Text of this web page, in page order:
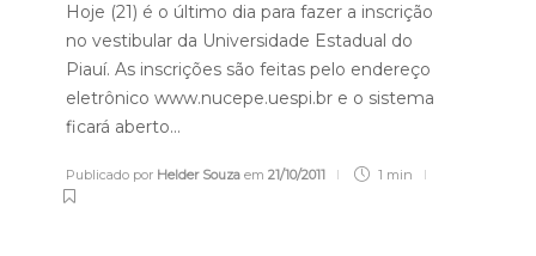
Hoje (21) é o último dia para fazer a inscrição
no vestibular da Universidade Estadual do
Piauí. As inscrições são feitas pelo endereço
eletrônico www.nucepe.uespi.br e o sistema
ficará aberto…
Publicado por Helder Souza em 21/10/2011 1 min